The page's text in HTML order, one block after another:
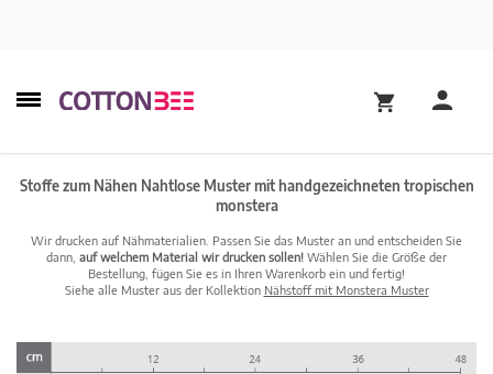
Stoffe zum Nähen Nahtlose Muster mit handgezeichneten tropischen
monstera
Wir drucken auf Nähmaterialien. Passen Sie das Muster an und entscheiden Sie
dann, auf welchem Material wir drucken sollen! Wählen Sie die Größe der
Bestellung, fügen Sie es in Ihren Warenkorb ein und fertig!
Siehe alle Muster aus der Kollektion Nähstoff mit Monstera Muster